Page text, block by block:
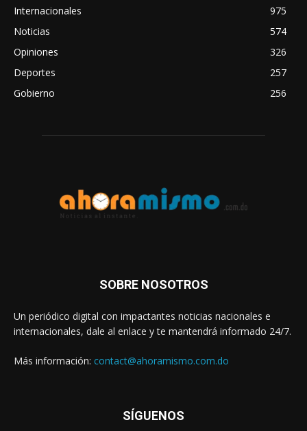
Internacionales
975
Noticias
574
Opiniones
326
Deportes
257
Gobierno
256
SOBRE NOSOTROS
Un periódico digital con impactantes noticias nacionales e
internacionales, dale al enlace y te mantendrá informado 24/7.
Más información: contact@ahoramismo.com.do
SÍGUENOS